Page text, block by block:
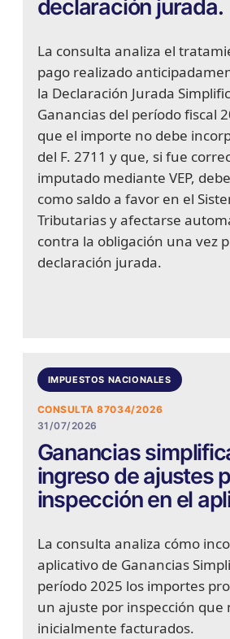
declaración jurada.
La consulta analiza el
pago realizado
la Declaración Jurada
Ganancias del período fiscal
que el importe no debe
del F. 2711 y que, si fue
imputado mediante VEP,
como saldo a favor en el
Tributarias y afectarse
contra la obligación una vez
declaración jurada.
IMPUESTOS NACIONALES
CONSULTA 87034/2026
31/07/2026
Ganancias
ingreso de ajustes
inspección en el
La consulta analiza cómo
aplicativo de Ganancias
período 2025 los importes
un ajuste por inspección que
inicialmente facturados.